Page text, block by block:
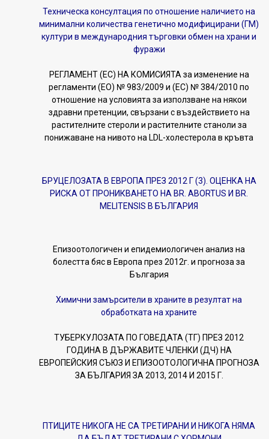
Техническа консултация по отношение наличието на
минимални количества генетично модифицирани (ГМ)
култури в международния търговки обмен на храни и
фуражи
РЕГЛАМЕНТ (ЕС) НА КОМИСИЯТА за изменение на
регламенти (ЕО) № 983/2009 и (ЕС) № 384/2010 по
отношение на условията за използване на някои
здравни претенции, свързани с въздействието на
растителните стероли и растителните станоли за
понижаване на нивото на LDL-холестерола в кръвта
БРУЦЕЛОЗАТА В ЕВРОПА ПРЕЗ 2012 Г (3). ОЦЕНКА НА
РИСКА ОТ ПРОНИКВАНЕТО НА BR. ABORTUS И BR.
MELITENSIS В БЪЛГАРИЯ
Епизоотологичен и епидемиологичен анализ на
болестта бяс в Европа през 2012г. и прогноза за
България
Химични замърсители в храните в резултат на
обработката на храните
ТУБЕРКУЛОЗАТА ПО ГОВЕДАТА (ТГ) ПРЕЗ 2012
ГОДИНА В ДЪРЖАВИТЕ ЧЛЕНКИ (ДЧ) НА
ЕВРОПЕЙСКИЯ СЪЮЗ И ЕПИЗООТОЛОГИЧНА ПРОГНОЗА
ЗА БЪЛГАРИЯ ЗА 2013, 2014 И 2015 Г.
ПТИЦИТЕ НИКОГА НЕ СА ТРЕТИРАНИ И НИКОГА НЯМА